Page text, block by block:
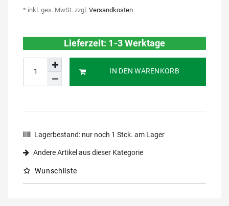
* inkl. ges. MwSt. zzgl. Versandkosten
Lieferzeit: 1-3 Werktage
IN DEN WARENKORB
Lagerbestand: nur noch 1 Stck. am Lager
Andere Artikel aus dieser Kategorie
Wunschliste